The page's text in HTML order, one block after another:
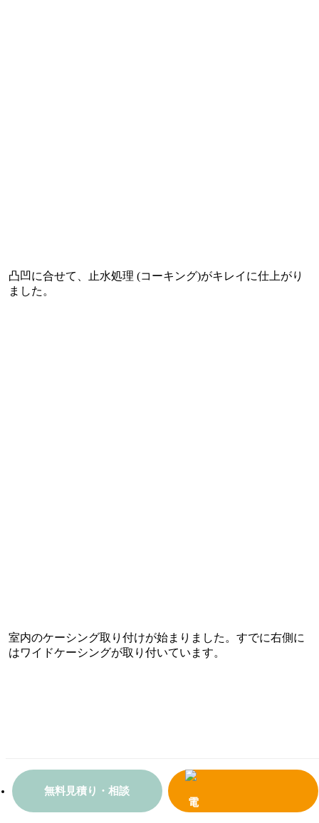
無料見積り・相談
凸凹に合せて、止水処理 (コーキング)がキレイに仕上がり
ました。
室内のケーシング取り付けが始まりました。すでに右側に
はワイドケーシングが取り付いています。